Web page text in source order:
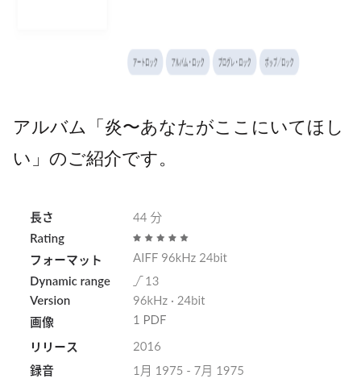
アルバム「炎〜あなたがここにいてほし
い」のご紹介です。